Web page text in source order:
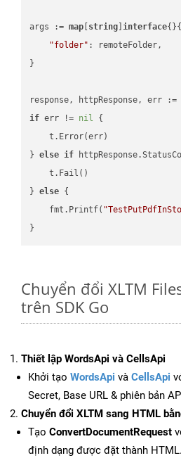
args := map string ]interface{}{
"folder" : remoteFolder,
}
if err != nil {
    t.Error(err)
} else if
    t.Fail()
} else {
    fmt.Printf(
Chuyển đổi XLTM
trên SDK Go
Thiết lập WordsApi và CellsApi
Khởi tạo WordsApi và CellsApi
Secret, Base URL & phiên bản
Chuyển đổi XLTM sang HTML
Tạo ConvertDocumentRequest
định dạng được đặt thành HTML.